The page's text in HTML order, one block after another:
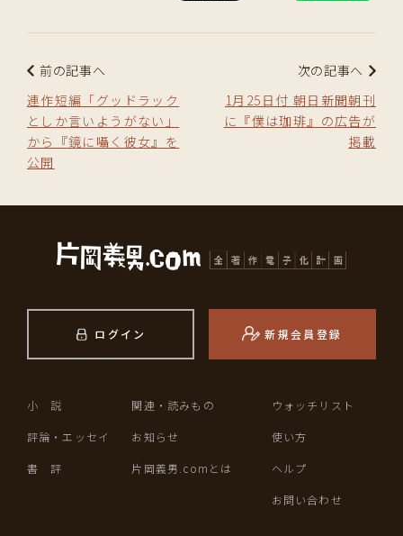
前の記事へ
連作短編「グッドラック
としか言いようがない」
から『鏡に囁く彼女』を
公開
次の記事へ
1月25日付 朝日新聞朝刊
に『僕は珈琲』の広告が
掲載
ログイン 新規会員登録
小 説
評論・エッセイ
書 評
関連・読みもの
お知らせ
片岡義男.comとは
ウォッチリスト
使い方
ヘルプ
お問い合わせ